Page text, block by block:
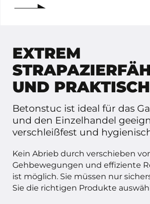
EXTREM
UND PRAKTISCH
Betonstuc ist ideal für das
und den Einzelhandel
verschleißfest und
Kein Abrieb durch verschieben
Gehbewegungen und effiziente
ist möglich. Sie müssen nur
Sie die richtigen Produkte